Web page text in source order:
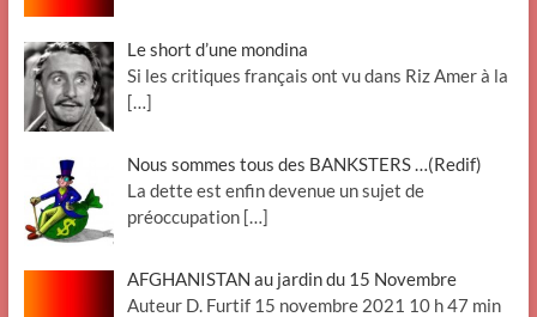
Le short d’une mondina
Si les critiques français ont vu dans Riz Amer à la
[…]
Nous sommes tous des BANKSTERS …(Redif)
La dette est enfin devenue un sujet de
préoccupation […]
AFGHANISTAN au jardin du 15 Novembre
Auteur D. Furtif 15 novembre 2021 10 h 47 min